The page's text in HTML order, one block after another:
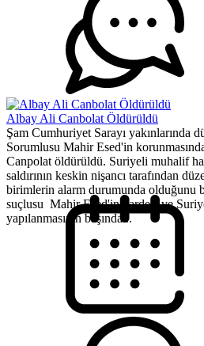
Albay Ali Canbolat Öldürüldü
Şam Cumhuriyet Sarayı yakınlarında
Sorumlusu Mahir Esed'in
Canpolat öldürüldü. Suriyeli muhalif
saldırının keskin nişancı tarafından
birimlerin alarm durumunda olduğunu
suçlusu Mahir Esed'in kardeşi ve
yapılanmasının başında...